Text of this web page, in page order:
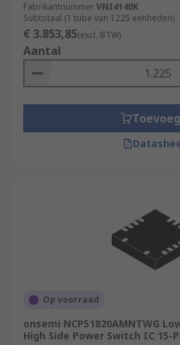
FabrikantnummerVNI4140K
Subtotaal (1 tube van 1225 eenheden)
€ 3.853,85(excl. BTW)
Aantal
Op voorraad
onsemi NCP51820AMNTWG
High Side Power Switch IC 15-